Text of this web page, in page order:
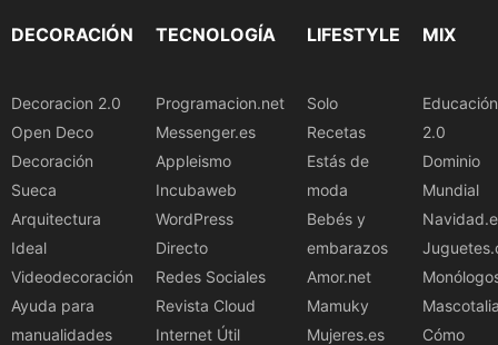
DECORACIÓN
Decoracion 2.0
Open Deco
Decoración
Sueca
Arquitectura
Ideal
Videodecoración
Ayuda para
manualidades
TECNOLOGÍA
Programacion.net
Messenger.es
Appleismo
Incubaweb
WordPress
Directo
Redes Sociales
Revista Cloud
Internet Útil
LIFESTYLE
Solo
Recetas
Estás de
moda
Bebés y
embarazos
Amor.net
Mamuky
Mujeres.es
MIX
Educación
2.0
Dominio
Mundial
Cómo